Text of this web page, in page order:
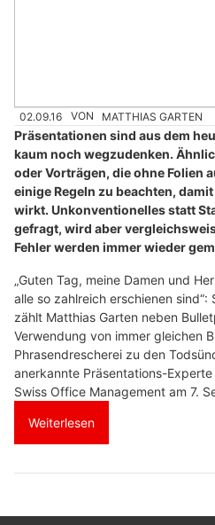
02.09.16 VON MATTHIAS GARTEN
Präsentationen sind aus dem
kaum noch wegzudenken.
oder Vorträgen, die ohne Folien
einige Regeln zu beachten,
wirkt. Unkonventionelles statt
gefragt, wird aber
Fehler werden immer wieder
„Guten Tag, meine Damen und
alle so zahlreich erschienen
zählt Matthias Garten neben
Verwendung von immer gleichen
Phrasendrescherei zu den
anerkannte Präsentations-
Swiss Office Management am 7.
Weiterlesen